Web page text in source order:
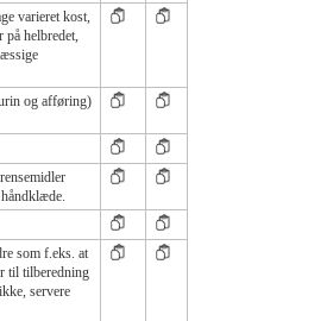
varieret kost,
på helbredet,
og afføring)
som f.eks. at
til tilberedning
servere